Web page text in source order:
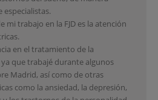
especialistas.
trabajo en la FJD es la atención
en el tratamiento de la
que trabajé durante algunos
Madrid, así como de otras
como la ansiedad, la depresión,